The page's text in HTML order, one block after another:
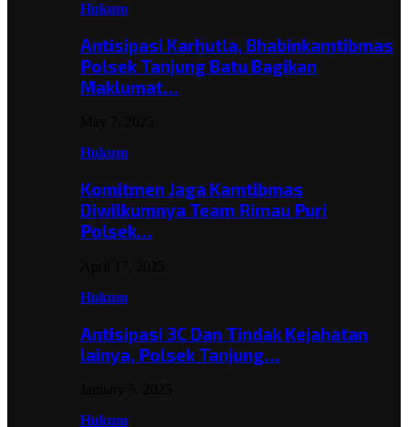
Hukum
Antisipasi Karhutla, Bhabinkamtibmas
Polsek Tanjung Batu Bagikan
Maklumat…
Hukum
Komitmen Jaga Kamtibmas
Diwilkumnya Team Rimau Puri
Polsek…
Hukum
Antisipasi 3C Dan Tindak Kejahatan
lainya, Polsek Tanjung…
Hukum